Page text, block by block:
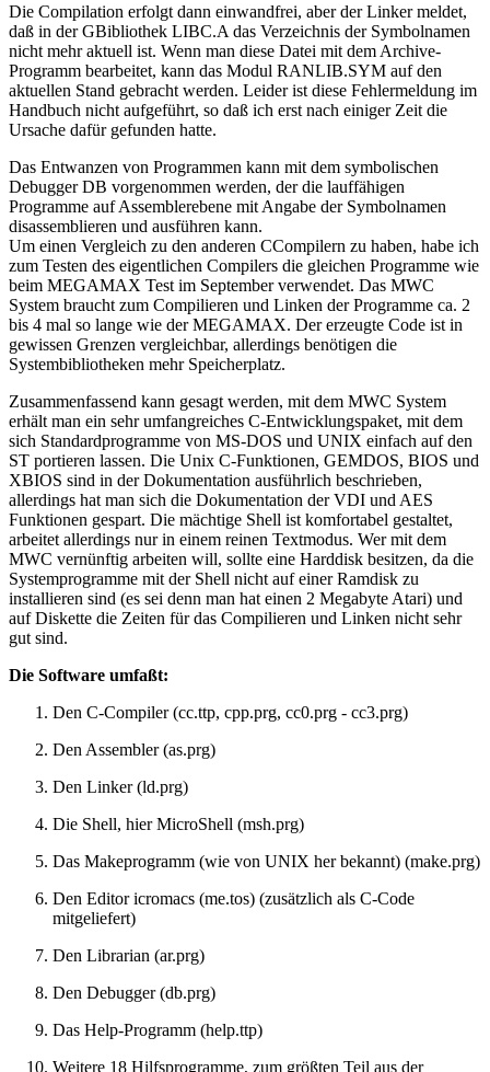
Die Compilation erfolgt dann einwandfrei, aber der Linker meldet,
daß in der GBibliothek LIBC.A das Verzeichnis der Symbolnamen
nicht mehr aktuell ist. Wenn man diese Datei mit dem Archive-
Programm bearbeitet, kann das Modul RANLIB.SYM auf den
aktuellen Stand gebracht werden. Leider ist diese Fehlermeldung im
Handbuch nicht aufgeführt, so daß ich erst nach einiger Zeit die
Ursache dafür gefunden hatte.
Das Entwanzen von Programmen kann mit dem symbolischen
Debugger DB vorgenommen werden, der die lauffähigen
Programme auf Assemblerebene mit Angabe der Symbolnamen
disassemblieren und ausführen kann.
Um einen Vergleich zu den anderen CCompilern zu haben, habe ich
zum Testen des eigentlichen Compilers die gleichen Programme wie
beim MEGAMAX Test im September verwendet. Das MWC
System braucht zum Compilieren und Linken der Programme ca. 2
bis 4 mal so lange wie der MEGAMAX. Der erzeugte Code ist in
gewissen Grenzen vergleichbar, allerdings benötigen die
Systembibliotheken mehr Speicherplatz.
Zusammenfassend kann gesagt werden, mit dem MWC System
erhält man ein sehr umfangreiches C-Entwicklungspaket, mit dem
sich Standardprogramme von MS-DOS und UNIX einfach auf den
ST portieren lassen. Die Unix C-Funktionen, GEMDOS, BIOS und
XBIOS sind in der Dokumentation ausführlich beschrieben,
allerdings hat man sich die Dokumentation der VDI und AES
Funktionen gespart. Die mächtige Shell ist komfortabel gestaltet,
arbeitet allerdings nur in einem reinen Textmodus. Wer mit dem
MWC vernünftig arbeiten will, sollte eine Harddisk besitzen, da die
Systemprogramme mit der Shell nicht auf einer Ramdisk zu
installieren sind (es sei denn man hat einen 2 Megabyte Atari) und
auf Diskette die Zeiten für das Compilieren und Linken nicht sehr
gut sind.
Die Software umfaßt:
Den C-Compiler (cc.ttp, cpp.prg, cc0.prg - cc3.prg)
Den Assembler (as.prg)
Den Linker (ld.prg)
Die Shell, hier MicroShell (msh.prg)
Das Makeprogramm (wie von UNIX her bekannt) (make.prg)
Den Editor icromacs (me.tos) (zusätzlich als C-Code
mitgeliefert)
Den Librarian (ar.prg)
Den Debugger (db.prg)
Das Help-Programm (help.ttp)
Weitere 18 Hilfsprogramme, zum größten Teil aus der